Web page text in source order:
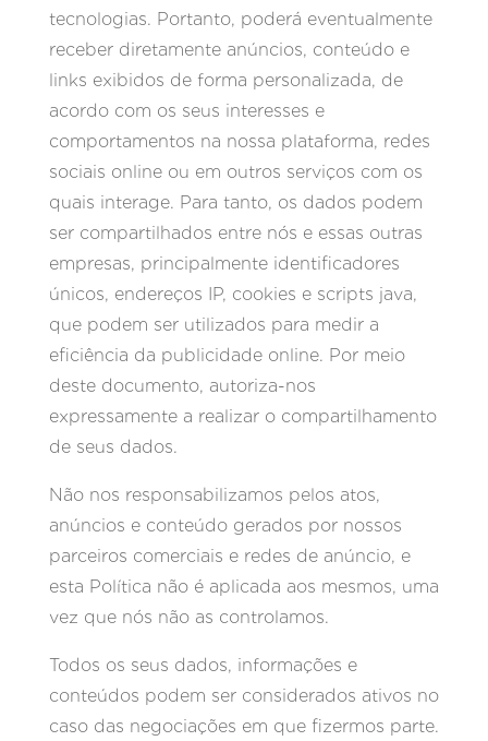
tecnologias. Portanto, poderá eventualmente
receber diretamente anúncios, conteúdo e
links exibidos de forma personalizada, de
acordo com os seus interesses e
comportamentos na nossa plataforma, redes
sociais online ou em outros serviços com os
quais interage. Para tanto, os dados podem
ser compartilhados entre nós e essas outras
empresas, principalmente identificadores
únicos, endereços IP, cookies e scripts java,
que podem ser utilizados para medir a
eficiência da publicidade online. Por meio
deste documento, autoriza-nos
expressamente a realizar o compartilhamento
de seus dados.
Não nos responsabilizamos pelos atos,
anúncios e conteúdo gerados por nossos
parceiros comerciais e redes de anúncio, e
esta Política não é aplicada aos mesmos, uma
vez que nós não as controlamos.
Todos os seus dados, informações e
conteúdos podem ser considerados ativos no
caso das negociações em que fizermos parte.